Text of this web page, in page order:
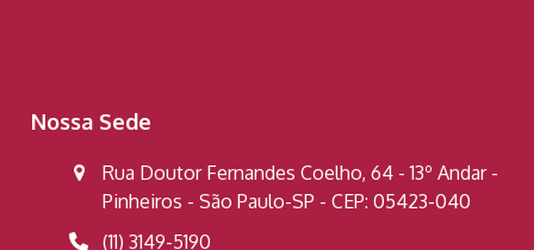
Nossa Sede
Rua Doutor Fernandes Coelho, 64 - 13º Andar -
Pinheiros - São Paulo-SP - CEP: 05423-040
(11) 3149-5190